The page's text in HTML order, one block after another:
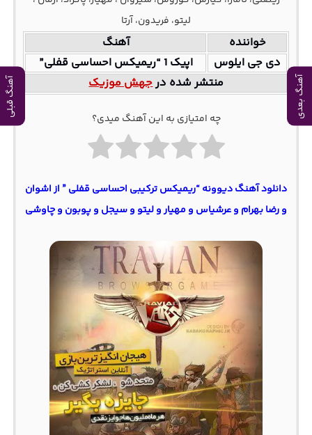
آهنگ بعدی آهنگ قبلی
لیتو، فریدون، آرتا
خواننده
آهنگ
دی جی ایلوس
اپیک 1 “ریمیکس احساسی قفلی”
منتشر شده درجهش موزیک
چه امتیازی به این آهنگ میدی؟
دانلود آهنگ دیوونه “ریمیکس ترکیبی احساسی قفلی ” از اشوان
و رضا بهرام و عرشیاس و مهیار و لیتو و سیجل و پوبون و چاوشی